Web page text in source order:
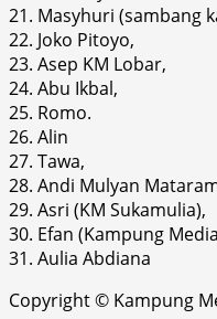
21. Masyhuri (sambang
22. Joko Pitoyo,
23. Asep KM Lobar,
24. Abu Ikbal,
25. Romo.
26. Alin
27. Tawa,
28. Andi Mulyan
29. Asri (KM Sukamulia),
30. Efan (Kampung
31. Aulia Abdiana
Copyright © Kampung